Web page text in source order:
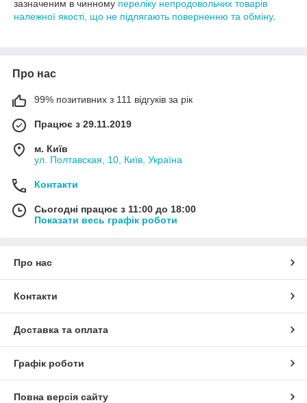
зазначеним в чинному переліку непродовольчих товарів
належної якості, що не підлягають поверненню та обміну.
Про нас
99% позитивних з 111 відгуків за рік
Працює з 29.11.2019
м. Київ
ул. Полтавская, 10, Київ, Україна
Контакти
Сьогодні працює з 11:00 до 18:00
Показати весь графік роботи
Про нас
Контакти
Доставка та оплата
Графік роботи
Повна версія сайту